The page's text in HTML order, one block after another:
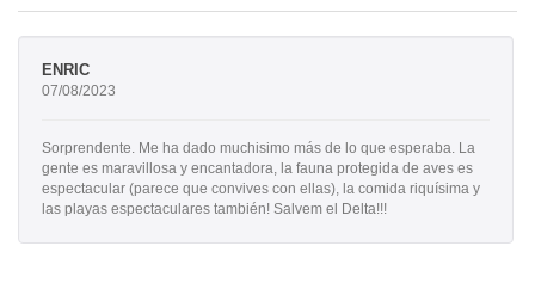
ENRIC
07/08/2023
Sorprendente. Me ha dado muchisimo más de lo que esperaba. La
gente es maravillosa y encantadora, la fauna protegida de aves es
espectacular (parece que convives con ellas), la comida riquísima y
las playas espectaculares también! Salvem el Delta!!!